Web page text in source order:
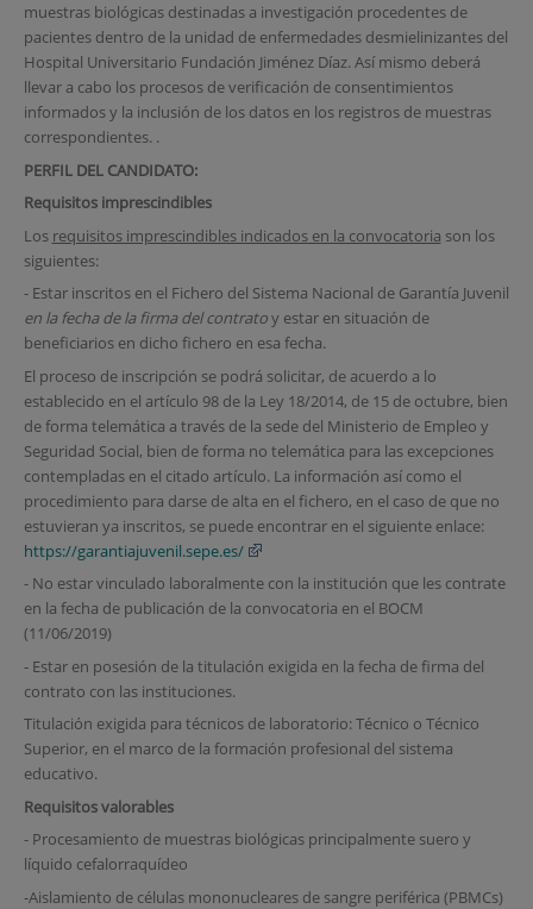
muestras biológicas destinadas a investigación procedentes de
pacientes dentro de la unidad de enfermedades desmielinizantes del
Hospital Universitario Fundación Jiménez Díaz. Así mismo deberá
llevar a cabo los procesos de verificación de consentimientos
informados y la inclusión de los datos en los registros de muestras
correspondientes. .
PERFIL DEL CANDIDATO:
Requisitos imprescindibles
Los requisitos imprescindibles indicados en la convocatoria son los
siguientes:
- Estar inscritos en el Fichero del Sistema Nacional de Garantía Juvenil
en la fecha de la firma del contratoy estar en situación de
beneficiarios en dicho fichero en esa fecha.
El proceso de inscripción se podrá solicitar, de acuerdo a lo
establecido en el artículo 98 de la Ley 18/2014, de 15 de octubre, bien
de forma telemática a través de la sede del Ministerio de Empleo y
Seguridad Social, bien de forma no telemática para las excepciones
contempladas en el citado artículo. La información así como el
procedimiento para darse de alta en el fichero, en el caso de que no
estuvieran ya inscritos, se puede encontrar en el siguiente enlace:
https://garantiajuvenil.sepe.es/
- No estar vinculado laboralmente con la institución que les contrate
en la fecha de publicación de la convocatoria en el BOCM
(11/06/2019)
- Estar en posesión de la titulación exigida en la fecha de firma del
contrato con las instituciones.
Titulación exigida para técnicos de laboratorio: Técnico o Técnico
Superior, en el marco de la formación profesional del sistema
educativo.
Requisitos valorables
- Procesamiento de muestras biológicas principalmente suero y
líquido cefalorraquídeo
-Aislamiento de células mononucleares de sangre periférica (PBMCs)